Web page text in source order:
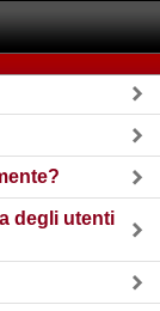
degli utenti